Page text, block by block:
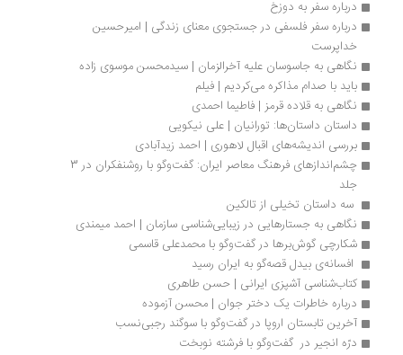
درباره سفر به دوزخ
درباره سفر فلسفی در جستجوی معنای زندگی | امیرحسین
خداپرست
نگاهی به جاسوسان علیه آخرالزمان | سیدمحسن موسوی زاده
باید با صدام مذاکره می‌کردیم | فیلم
نگاهی به قلاده قرمز | فاطیما احمدی
داستان داستان‌ها: تورانیان | علی نیکویی
بررسی اندیشه‌های اقبال لاهوری | احمد زیدآبادی
چشم‌اندازهای فرهنگ معاصر ایران: گفت‌وگو با روشنفکران در 3
سه داستان تخیلی از تالکین
نگاهی به جستارهایی در زیبایی‌شناسی سازمان | احمد میمندی
شکارچی گوش‌برها در گفت‌وگو با محمدعلی قاسمی
افسانه‌ی بیدل قصه‌گو به ایران رسید
کتاب‌شناسی آشپزی ایرانی | حسن طاهری
درباره خاطرات یک دختر جوان | محسن آزموده
آخرین تابستان اروپا در گفت‌وگو با سوگند رجبی‌نسب
درّه انجیر در  گفت‌وگو با فرشته نوبخت